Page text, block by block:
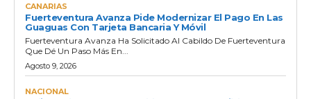
CANARIAS
Fuerteventura Avanza Pide Modernizar El Pago En Las
Guaguas Con Tarjeta Bancaria Y Móvil
Fuerteventura Avanza Ha Solicitado Al Cabildo De Fuerteventura
Que Dé Un Paso Más En...
Agosto 9, 2026
NACIONAL